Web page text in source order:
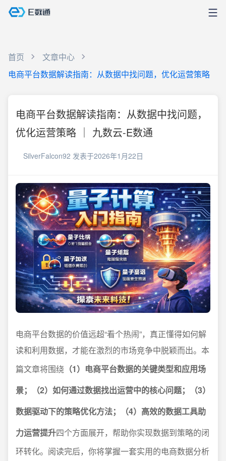
首页
文章中心
电商平台数据解读指南：从数据中找问题，优化运营策略
电商平台数据解读指南：从数据中找问题，
优化运营策略 ｜ 九数云-E数通
SilverFalcon92 发表于2026年1月22日
电商平台数据的价值远超“看个热闹”，真正懂得如何解
读和利用数据，才能在激烈的市场竞争中脱颖而出。本
篇文章将围绕 （1）电商平台数据的关键类型和应用场
景；（2）如何通过数据找出运营中的核心问题；（3）
数据驱动下的策略优化方法；（4）高效的数据工具助
力运营提升四个方面展开，帮助你实现数据到策略的闭
环转化。阅读完后，你将掌握一套实用的电商数据分析